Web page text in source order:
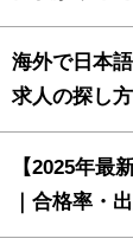
海外で日本
求人の探し
【2025年最
｜合格率・